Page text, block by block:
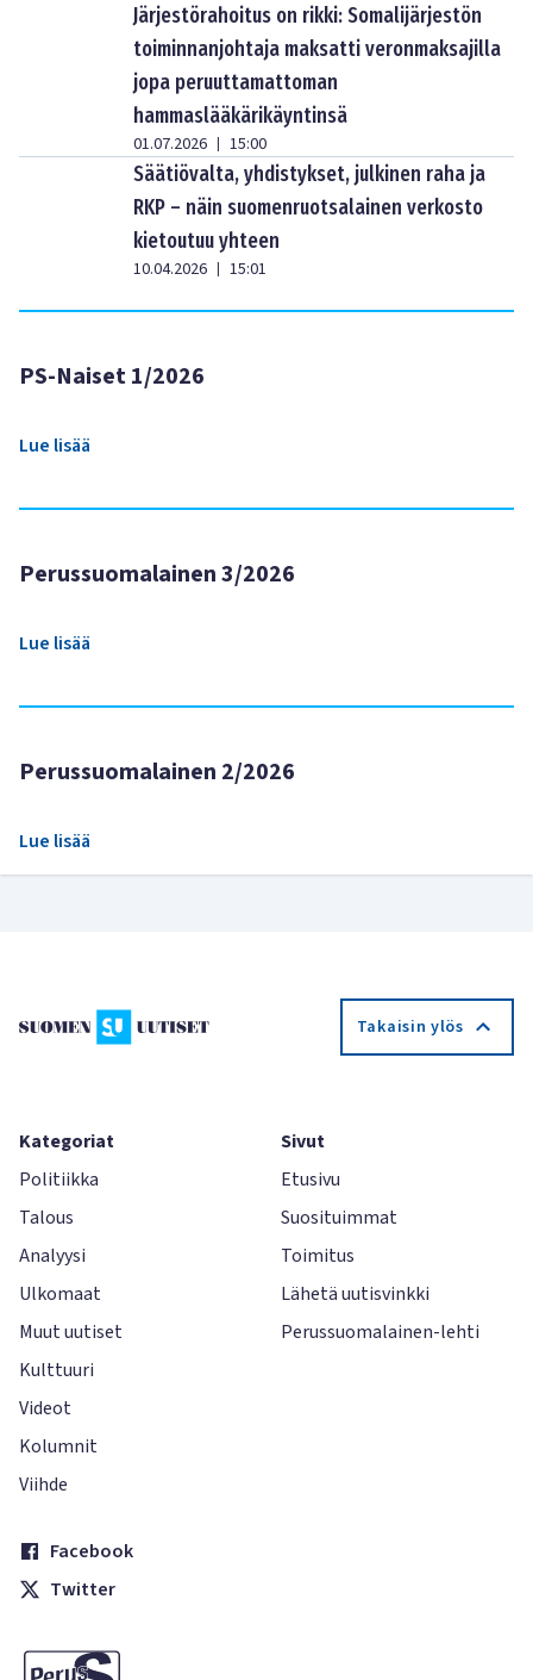
Järjestörahoitus on rikki: Somalijärjestön
toiminnanjohtaja maksatti veronmaksajilla
jopa peruuttamattoman
hammaslääkärikäyntinsä
01.07.2026 | 15:00
Säätiövalta, yhdistykset, julkinen raha ja
RKP – näin suomenruotsalainen verkosto
kietoutuu yhteen
10.04.2026 | 15:01
PS-Naiset 1/2026
Lue lisää
Perussuomalainen 3/2026
Lue lisää
Perussuomalainen 2/2026
Lue lisää
Takaisin ylös
Kategoriat
Politiikka
Talous
Analyysi
Ulkomaat
Muut uutiset
Kulttuuri
Videot
Kolumnit
Viihde
Sivut
Etusivu
Suosituimmat
Toimitus
Lähetä uutisvinkki
Perussuomalainen-lehti
Facebook
Twitter